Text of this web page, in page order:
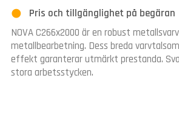
Pris och tillgänglighet på begäran
NOVA C266x2000 är en robust
metallbearbetning. Dess breda
effekt garanterar utmärkt prestanda.
stora arbetsstycken.